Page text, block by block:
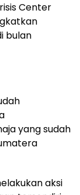
Center
bulan
yang sudah
aksi